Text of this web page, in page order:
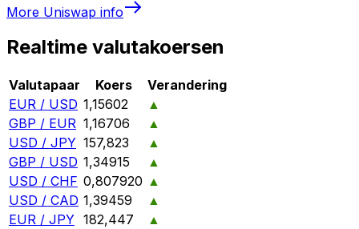
More Uniswap info
Realtime valutakoersen
Valutapaar Koers
Verandering
EUR / USD 1,15602
▲
GBP / EUR 1,16706
▲
USD / JPY 157,823
▲
GBP / USD 1,34915
▲
USD / CHF 0,807920 ▲
USD / CAD 1,39459
▲
EUR / JPY 182,447
▲